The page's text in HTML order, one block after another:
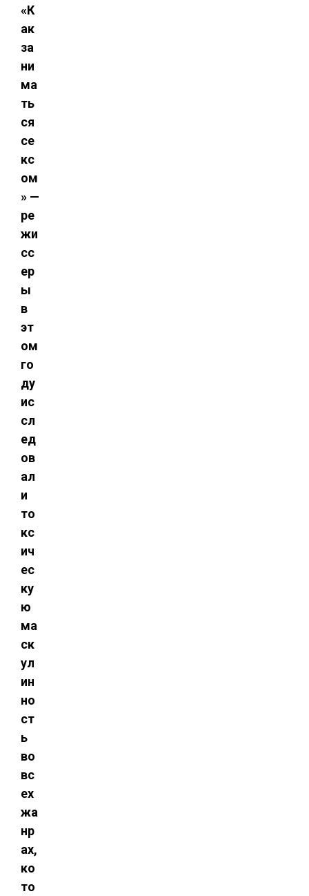
«К
ак
за
ни
ма
ть
ся
се
кс
ом
» —
ре
жи
сс
ер
ы
в
эт
ом
го
ду
ис
сл
ед
ов
ал
и
то
кс
ич
ес
ку
ю
ма
ск
ул
ин
но
ст
ь
во
вс
ех
жа
нр
ах,
ко
то